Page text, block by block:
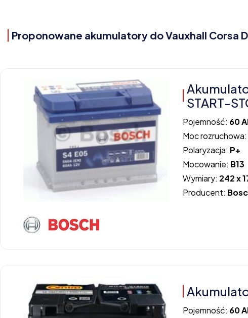
Proponowane akumulatory do Vauxhall Corsa
START-
Pojemność: 60
Moc rozruchowa:
Polaryzacja: P+
Mocowanie: B13
Wymiary: 242 x
Producent:
Pojemność: 60